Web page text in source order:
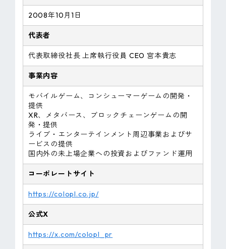
2008年10月1日
代表者
代表取締役社長 上席執行役員 CEO 宮本貴志
事業内容
モバイルゲーム、コンシューマーゲームの開発・
提供
XR、メタバース、ブロックチェーンゲームの開
発・提供
ライブ・エンターテインメント周辺事業およびサ
ービスの提供
国内外の未上場企業への投資およびファンド運用
コーポレートサイト
https://colopl.co.jp/
公式X
https://x.com/colopl_pr